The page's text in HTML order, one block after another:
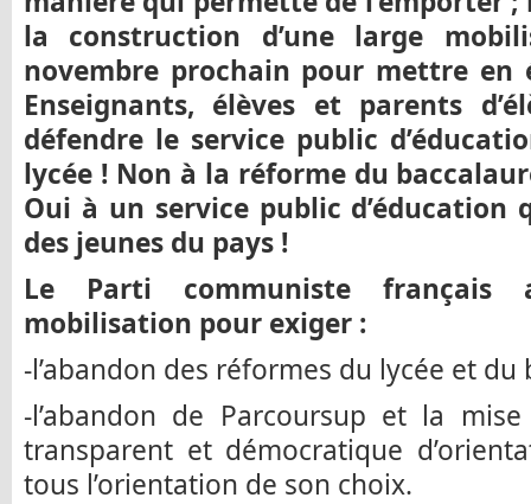
la construction d’une large
novembre prochain pour mettre en
Enseignants, élèves et parents
défendre le service public
lycée ! Non à la réforme du
Oui à un service public d’éducation
des jeunes du pays !
Le Parti communiste
mobilisation pour exiger :
-l’abandon des réformes du lycée et du
-l’abandon de Parcoursup et la
transparent et démocratique
tous l’orientation de son choix.